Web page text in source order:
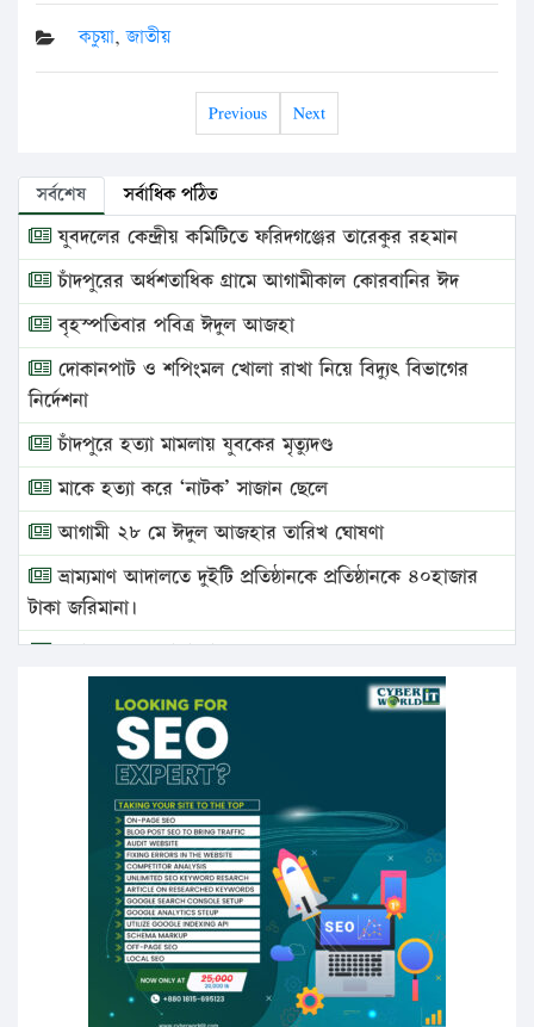
কচুয়া,জাতীয়
Previous Next
সর্বশেষ সর্বাধিক পঠিত
যুবদলের কেন্দ্রীয় কমিটিতে ফরিদগঞ্জের তারেকুর রহমান
চাঁদপুরের অর্ধশতাধিক গ্রামে আগামীকাল কোরবানির ঈদ
বৃহস্পতিবার পবিত্র ঈদুল আজহা
দোকানপাট ও শপিংমল খোলা রাখা নিয়ে বিদ্যুৎ বিভাগের
নির্দেশনা
চাঁদপুরে হত্যা মামলায় যুবকের মৃত্যুদণ্ড
মাকে হত্যা করে ‘নাটক’ সাজান ছেলে
আগামী ২৮ মে ঈদুল আজহার তারিখ ঘোষণা
ভ্রাম্যমাণ আদালতে দুইটি প্রতিষ্ঠানকে প্রতিষ্ঠানকে ৪০হাজার
টাকা জরিমানা।
এবার লঞ্চের ভাড়া বাড়ল
১৭ থেকে ২১ শতাংশ বিদ্যুতের দাম বাড়ানোর প্রস্তাব পিডিবির
১৬ মে চাঁদপুর ও ২৫ মে ফেনী সফরে যাবেন প্রধানমন্ত্রী
উচ্চশিক্ষায় গৌরবময় অর্জন: পূর্ণ স্কলারশিপে যুক্তরাষ্ট্রে
পিএইচডি করছেন কুয়েটের কৃতি…
সারা দেশে বজ্রাঘাতে ১৪ জনের প্রাণহানি
কঠোর হচ্ছে এসএসসি ও এইচএসসি পরীক্ষা
ফরিদগঞ্জে আগুনে পুড়লো ৬ ব্যবসা প্রতিষ্ঠান